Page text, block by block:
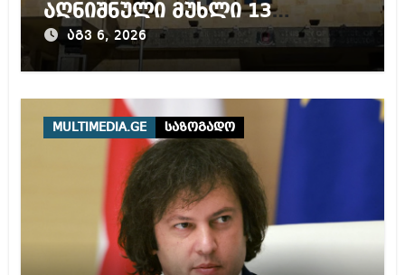
აღნიშნული მუხლი 13
წლამდე პატიმრობას
ითვალისწინებს
აგვ 6, 2026
MULTIMEDIA.GE საზოგადო